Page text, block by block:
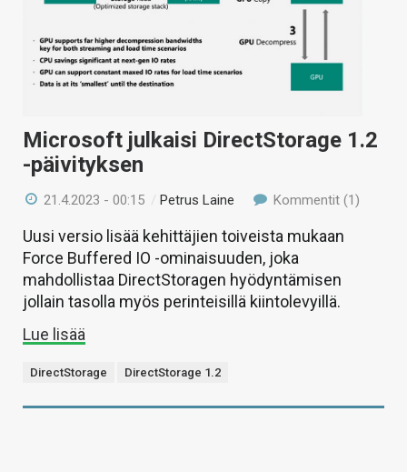
VAIHDA TEEMA
HAKU
Microsoft julkaisi DirectStorage 1.2
-päivityksen
21.4.2023 - 00:15 /Petrus Laine Kommentit (1)
Uusi versio lisää kehittäjien toiveista mukaan
Force Buffered IO -ominaisuuden, joka
mahdollistaa DirectStoragen hyödyntämisen
jollain tasolla myös perinteisillä kiintolevyillä.
Lue lisää
DirectStorage DirectStorage 1.2